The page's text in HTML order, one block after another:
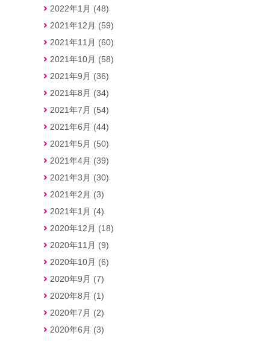
2022年1月 (48)
2021年12月 (59)
2021年11月 (60)
2021年10月 (58)
2021年9月 (36)
2021年8月 (34)
2021年7月 (54)
2021年6月 (44)
2021年5月 (50)
2021年4月 (39)
2021年3月 (30)
2021年2月 (3)
2021年1月 (4)
2020年12月 (18)
2020年11月 (9)
2020年10月 (6)
2020年9月 (7)
2020年8月 (1)
2020年7月 (2)
2020年6月 (3)